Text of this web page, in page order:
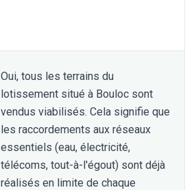
Oui, tous les terrains du
lotissement situé à Bouloc sont
vendus viabilisés. Cela signifie que
les raccordements aux réseaux
essentiels (eau, électricité,
télécoms, tout-à-l'égout) sont déjà
réalisés en limite de chaque